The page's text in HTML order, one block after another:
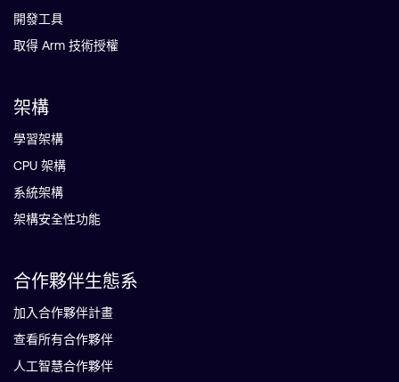
開發工具
取得 Arm 技術授權
架構
學習架構
CPU 架構
系統架構
架構安全性功能
合作夥伴生態系
加入合作夥伴計畫
查看所有合作夥伴
人工智慧合作夥伴